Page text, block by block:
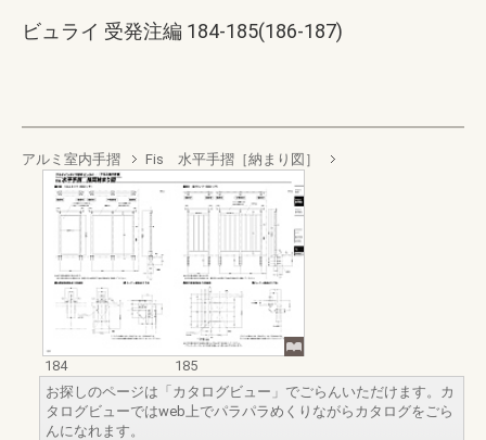
ビュライ 受発注編 184-185(186-187)
アルミ室内手摺 Fis 水平手摺［納まり図］
184
185
お探しのページは「カタログビュー」でごらんいただけます。カ
タログビューではweb上でパラパラめくりながらカタログをごら
んになれます。